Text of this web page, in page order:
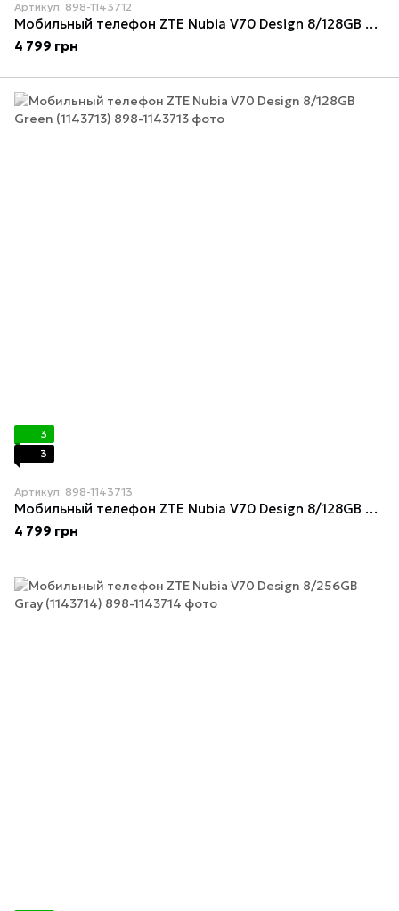
Артикул: 898-1143712
Мобильный телефон ZTE Nubia V70 Design 8/128GB Gray (1143712)
4 799 грн
3
3
Артикул: 898-1143713
Мобильный телефон ZTE Nubia V70 Design 8/128GB Green (1143713)
4 799 грн